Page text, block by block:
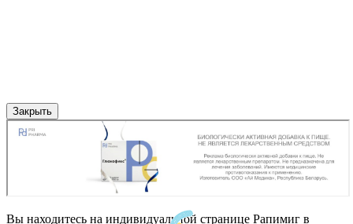
Закрыть
Вы находитесь на индивидуальной странице Рапимиг в